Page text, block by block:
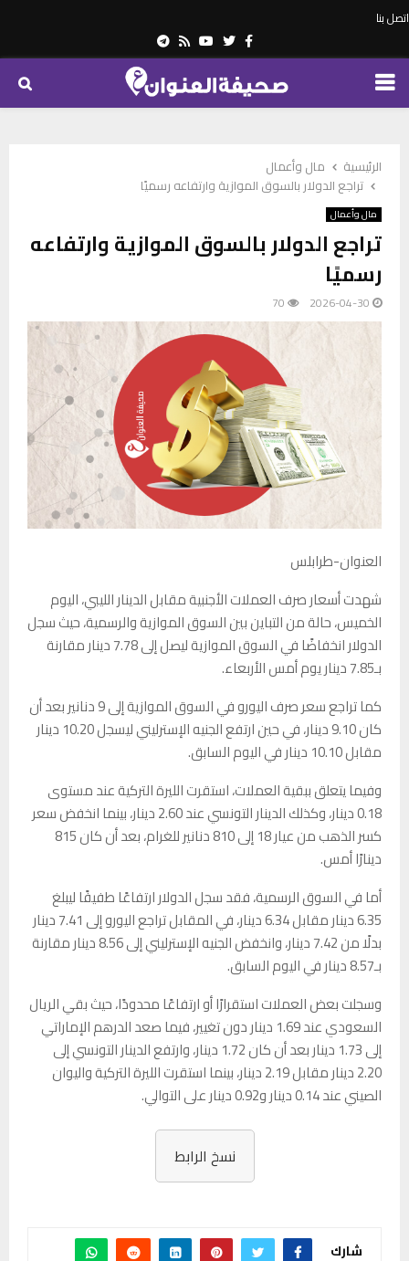
اتصل بنا
Facebook
Twitter
Youtube
Rss
Telegram
PRIMARY
الرئيسية
مال وأعمال
تراجع الدولار بالسوق الموازية وارتفاعه رسميًا
مال وأعمال
تراجع الدولار بالسوق الموازية وارتفاعه
رسميًا
2026-04-30
70
العنوان-طرابلس
شهدت أسعار صرف العملات الأجنبية مقابل الدينار الليبي، اليوم
الخميس، حالة من التباين بين السوق الموازية والرسمية، حيث سجل
الدولار انخفاضًا في السوق الموازية ليصل إلى 7.78 دينار مقارنة
بـ7.85 دينار يوم أمس الأربعاء.
كما تراجع سعر صرف اليورو في السوق الموازية إلى 9 دنانير بعد أن
كان 9.10 دينار، في حين ارتفع الجنيه الإسترليني ليسجل 10.20 دينار
مقابل 10.10 دينار في اليوم السابق.
وفيما يتعلق ببقية العملات، استقرت الليرة التركية عند مستوى
0.18 دينار، وكذلك الدينار التونسي عند 2.60 دينار، بينما انخفض سعر
كسر الذهب من عيار 18 إلى 810 دنانير للغرام، بعد أن كان 815
دينارًا أمس.
أما في السوق الرسمية، فقد سجل الدولار ارتفاعًا طفيفًا ليبلغ
6.35 دينار مقابل 6.34 دينار، في المقابل تراجع اليورو إلى 7.41 دينار
بدلًا من 7.42 دينار، وانخفض الجنيه الإسترليني إلى 8.56 دينار مقارنة
بـ8.57 دينار في اليوم السابق.
وسجلت بعض العملات استقرارًا أو ارتفاعًا محدودًا، حيث بقي الريال
السعودي عند 1.69 دينار دون تغيير، فيما صعد الدرهم الإماراتي
إلى 1.73 دينار بعد أن كان 1.72 دينار، وارتفع الدينار التونسي إلى
2.20 دينار مقابل 2.19 دينار، بينما استقرت الليرة التركية واليوان
الصيني عند 0.14 دينار و0.92 دينار على التوالي.
نسخ الرابط
شارك